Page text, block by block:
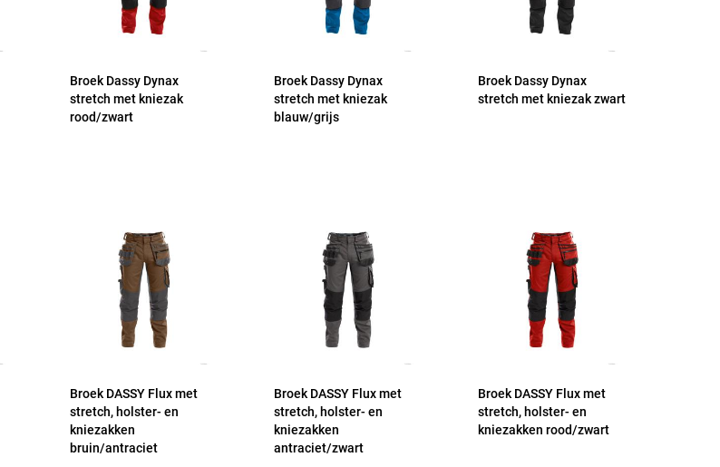
Broek Dassy Dynax
stretch met kniezak
rood/zwart
Broek Dassy Dynax
stretch met kniezak
blauw/grijs
Broek Dassy Dynax
stretch met kniezak zwart
Broek DASSY Flux met
stretch, holster- en
kniezakken
bruin/antraciet
Broek DASSY Flux met
stretch, holster- en
kniezakken
antraciet/zwart
Broek DASSY Flux met
stretch, holster- en
kniezakken rood/zwart